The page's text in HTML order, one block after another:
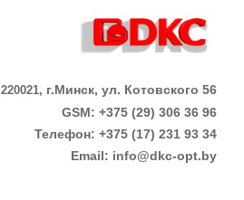
220021, г.Минск, ул. Котовского 56
GSM: +375 (29) 306 36 96
Телефон: +375 (17) 231 93 34
Email: info@dkc-opt.by